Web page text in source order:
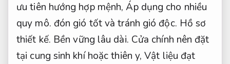
ưu tiên hướng hợp mệnh,Áp dụng cho nhiều
quy mô. đón gió tốt và tránh gió độc. Hồ sơ
thiết kế. Bền vững lâu dài. Cửa chính nên đặt
tại cung sinh khí hoặc thiên y,Vật liệu đạt